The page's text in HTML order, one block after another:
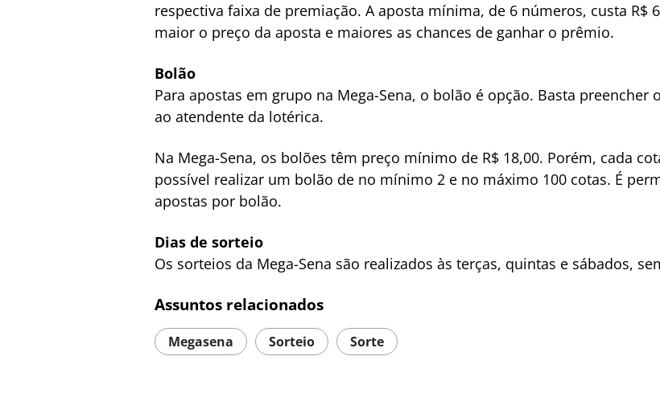
respectiva faixa de premiação. A aposta mínima, de 6 números, custa R$
maior o preço da aposta e maiores as chances de ganhar o prêmio.
Bolão
Para apostas em grupo na Mega-Sena, o bolão é opção. Basta
ao atendente da lotérica.
Na Mega-Sena, os bolões têm preço mínimo de R$ 18,00. Porém, cada
possível realizar um bolão de no mínimo 2 e no máximo 100 cotas. É
apostas por bolão.
Dias de sorteio
Os sorteios da Mega-Sena são realizados às terças, quintas e sábados,
Assuntos relacionados
Megasena Sorteio Sorte